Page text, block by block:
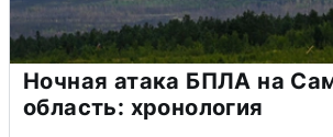
Ночная атака БПЛА на
область: хронология